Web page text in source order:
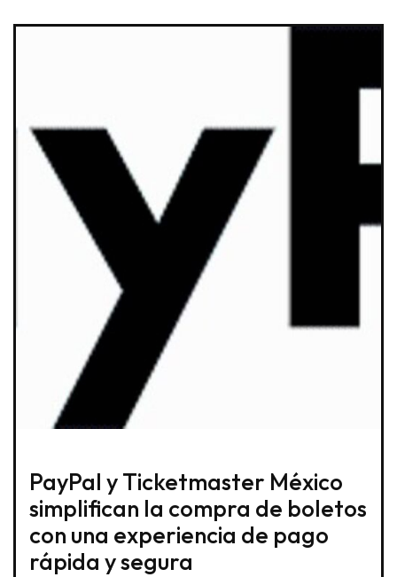
PayPal y Ticketmaster México
simplifican la compra de boletos
con una experiencia de pago
rápida y segura